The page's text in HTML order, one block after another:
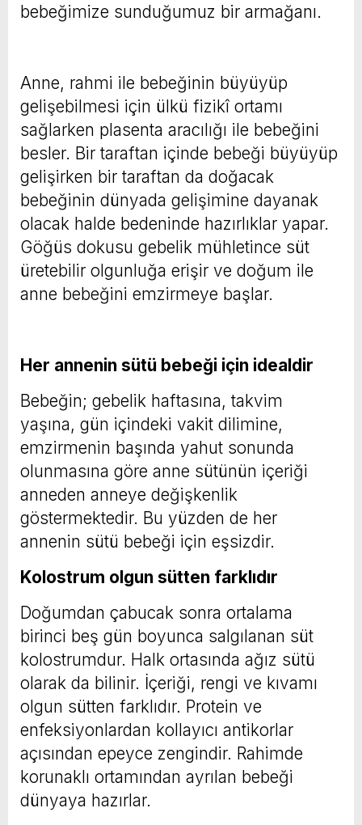
bebeğimize sunduğumuz bir armağanı.
Anne, rahmi ile bebeğinin büyüyüp
gelişebilmesi için ülkü fizikî ortamı
sağlarken plasenta aracılığı ile bebeğini
besler. Bir taraftan içinde bebeği büyüyüp
gelişirken bir taraftan da doğacak
bebeğinin dünyada gelişimine dayanak
olacak halde bedeninde hazırlıklar yapar.
Göğüs dokusu gebelik mühletince süt
üretebilir olgunluğa erişir ve doğum ile
anne bebeğini emzirmeye başlar.
Her annenin sütü bebeği için idealdir
Bebeğin; gebelik haftasına, takvim
yaşına, gün içindeki vakit dilimine,
emzirmenin başında yahut sonunda
olunmasına göre anne sütünün içeriği
anneden anneye değişkenlik
göstermektedir. Bu yüzden de her
annenin sütü bebeği için eşsizdir.
Kolostrum olgun sütten farklıdır
Doğumdan çabucak sonra ortalama
birinci beş gün boyunca salgılanan süt
kolostrumdur. Halk ortasında ağız sütü
olarak da bilinir. İçeriği, rengi ve kıvamı
olgun sütten farklıdır. Protein ve
enfeksiyonlardan kollayıcı antikorlar
açısından epeyce zengindir. Rahimde
korunaklı ortamından ayrılan bebeği
dünyaya hazırlar.